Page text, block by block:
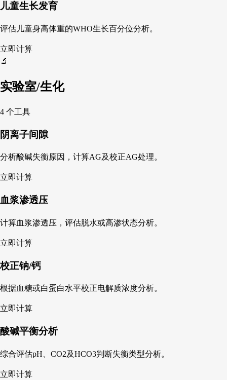
儿童生长发育
评估儿童身高体重的WHO生长百分位分析。
立即计算
🔬
实验室/生化
4 个工具
阴离子间隙
分析酸碱失衡原因，计算AG及校正AG处理。
立即计算
血浆渗透压
计算血浆渗透压，评估脱水或高渗状态分析。
立即计算
校正钠/钙
根据血糖或白蛋白水平校正电解质浓度分析。
立即计算
酸碱平衡分析
综合评估pH、CO2及HCO3判断失衡类型分析。
立即计算